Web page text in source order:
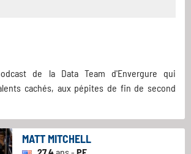
de la Data Team d'Envergure qui
cachés, aux pépites de fin de second
MATT MITCHELL